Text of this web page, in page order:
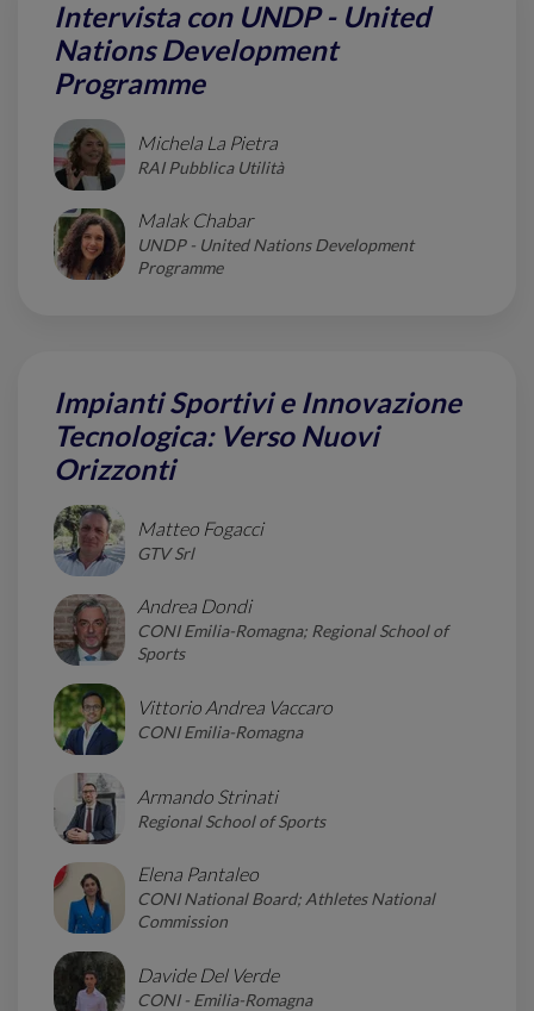
Intervista con UNDP - United
Nations Development
Programme
Michela La Pietra
RAI Pubblica Utilità
Malak Chabar
UNDP - United Nations Development
Programme
Impianti Sportivi e Innovazione
Tecnologica: Verso Nuovi
Orizzonti
Matteo Fogacci
GTV Srl
Andrea Dondi
CONI Emilia-Romagna; Regional School of
Sports
Vittorio Andrea Vaccaro
CONI Emilia-Romagna
Armando Strinati
Regional School of Sports
Elena Pantaleo
CONI National Board; Athletes National
Commission
Davide Del Verde
CONI - Emilia-Romagna